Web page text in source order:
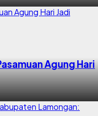
Agung Hari